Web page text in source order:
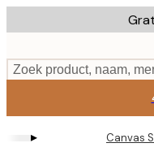
to
content.
Zoek product, naam,
▸ Canvas